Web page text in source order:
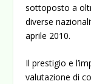
sottoposto a
diverse
aprile 2010.
Il prestigio e
valutazione di